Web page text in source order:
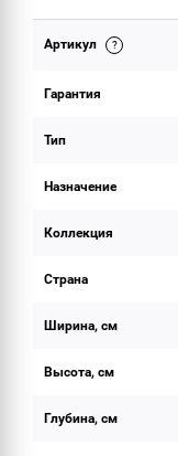
ОБЪЕМ ПОСТАВКИ
Артикул
Гарантия
Тип
Назначение
Коллекция
Страна
Ширина, см
Высота, см
Глубина, см